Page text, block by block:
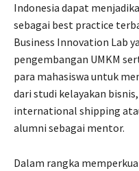
Indonesia dapat
sebagai best practice
Business Innovation Lab
pengembangan UMKM
para mahasiswa untuk
dari studi kelayakan
international shipping
alumni sebagai mentor.
Dalam rangka